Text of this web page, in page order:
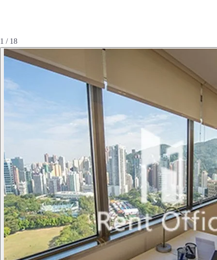
1 / 18